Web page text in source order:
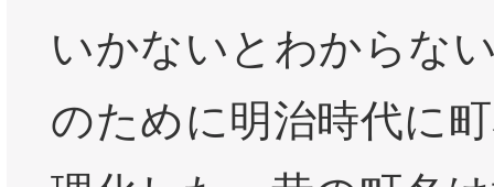
いかないとわからな
のために明治時代に